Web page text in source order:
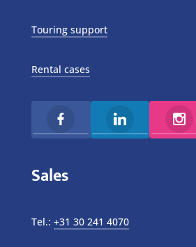
Touring support
Rental cases
Sales
Tel.: +31 30 241 4070